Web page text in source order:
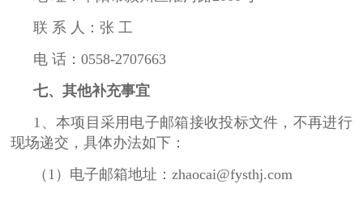
联 系 人：张 工
电 话：0558-2707663
七、其他补充事宜
1、本项目采用电子邮箱接收投标文件，不再进行
现场递交，具体办法如下：
（1）电子邮箱地址：zhaocai@fysthj.com